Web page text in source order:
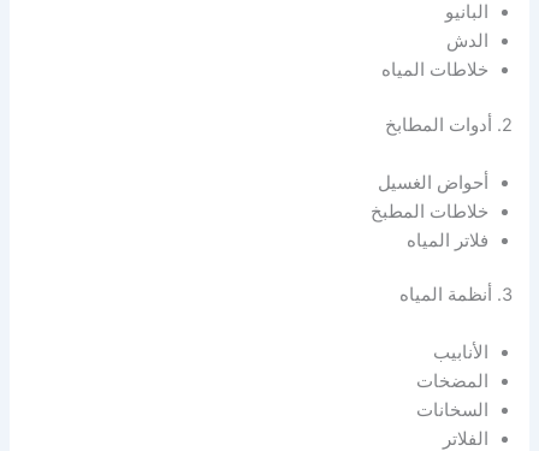
البانيو
الدش
خلاطات المياه
2. أدوات المطابخ
أحواض الغسيل
خلاطات المطبخ
فلاتر المياه
3. أنظمة المياه
الأنابيب
المضخات
السخانات
الفلاتر